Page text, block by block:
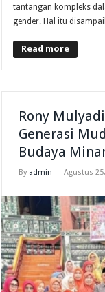
tantangan kompleks
gender. Hal itu
Read more
Rony
Generasi
Budaya
By admin -Agustus